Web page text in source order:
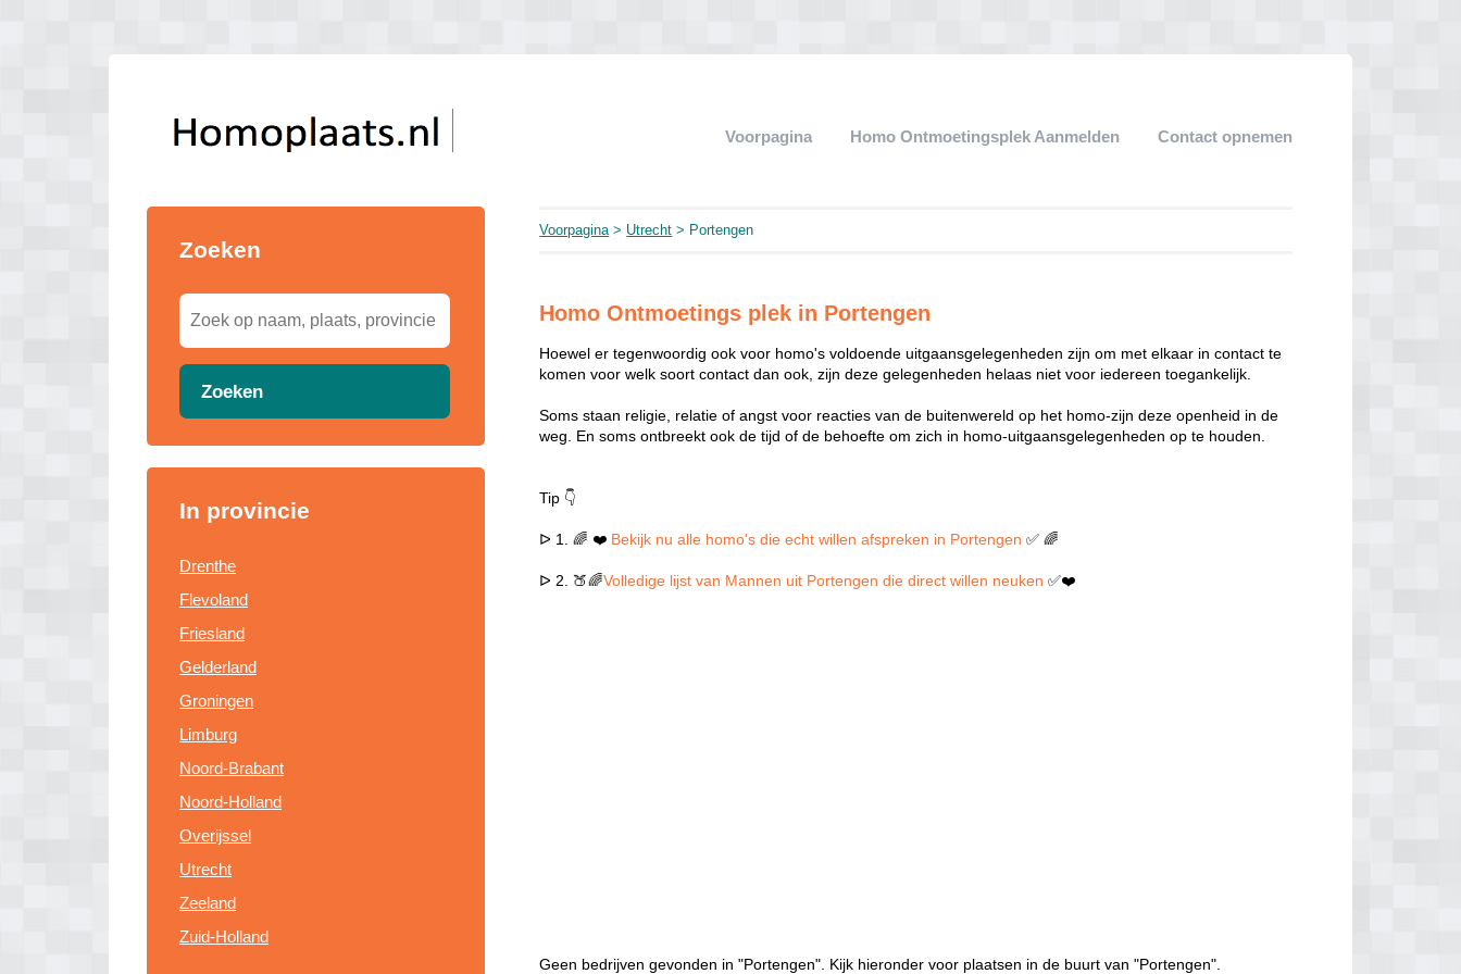
Voorpagina Homo Ontmoetingsplek Aanmelden Contact opnemen
Zoeken
Zoeken
In provincie
Drenthe
Flevoland
Friesland
Gelderland
Groningen
Limburg
Noord-Brabant
Noord-Holland
Overijssel
Utrecht
Zeeland
Zuid-Holland
Voorpagina> Utrecht > Portengen
Homo Ontmoetings plek in Portengen
Hoewel er tegenwoordig ook voor homo's voldoende uitgaansgelegenheden zijn om met elkaar in contact te
komen voor welk soort contact dan ook, zijn deze gelegenheden helaas niet voor iedereen toegankelijk.
Soms staan religie, relatie of angst voor reacties van de buitenwereld op het homo-zijn deze openheid in de
weg. En soms ontbreekt ook de tijd of de behoefte om zich in homo-uitgaansgelegenheden op te houden.
Tip 👇
ᐅ 1. 🌈 ❤️ Bekijk nu alle homo's die echt willen afspreken in Portengen ✅ 🌈
ᐅ 2. 🍑🌈Volledige lijst van Mannen uit Portengen die direct willen neuken✅❤️
Geen bedrijven gevonden in "Portengen". Kijk hieronder voor plaatsen in de buurt van "Portengen".